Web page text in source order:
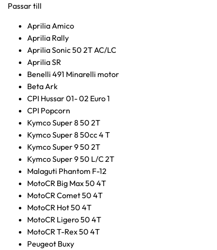
Passar till
Aprilia Amico
Aprilia Rally
Aprilia Sonic 50 2T AC/LC
Aprilia SR
Benelli 491 Minarelli motor
Beta Ark
CPI Hussar 01- 02 Euro 1
CPI Popcorn
Kymco Super 8 50 2T
Kymco Super 8 50cc 4 T
Kymco Super 9 50 2T
Kymco Super 9 50 L/C 2T
Malaguti Phantom F-12
MotoCR Big Max 50 4T
MotoCR Comet 50 4T
MotoCR Hot 50 4T
MotoCR Ligero 50 4T
MotoCR T-Rex 50 4T
Peugeot Buxy